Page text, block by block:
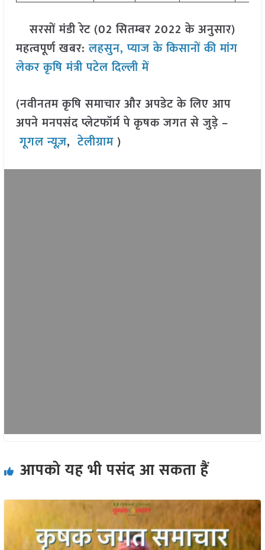
सरसों मंडी रेट (02 सितम्बर 2022 के अनुसार)
महत्वपूर्ण खबर:लहसुन, प्याज के किसानों की मांग
लेकर कृषि मंत्री पटेल दिल्ली में
(नवीनतम कृषि समाचार और अपडेट के लिए आप
अपने मनपसंद प्लेटफॉर्म पे कृषक जगत से जुड़े –
गूगल न्यूज़,टेलीग्राम )
आपको यह भी पसंद आ सकता हैं